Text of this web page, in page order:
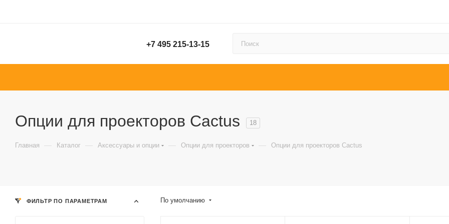
+7 495 215-13-15
Опции для проекторов Cactus 18
Главная — Каталог — Аксессуары и опции — Опции для проекторов — Опции для проекторов Cactus
По умолчанию
ФИЛЬТР ПО ПАРАМЕТРАМ